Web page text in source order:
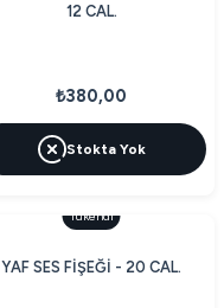
12 CAL.
₺380,00
Stokta Yok
Tükendi
YAF SES FİŞEĞİ - 20 CAL.